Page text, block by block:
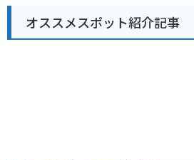
スも用意されているので
す。 伊豆月ヶ瀬は、温泉地としても知られており、日帰
り温泉施設もあります。 雄大な自然の中で、地元の美味
オススメスポット紹介記事